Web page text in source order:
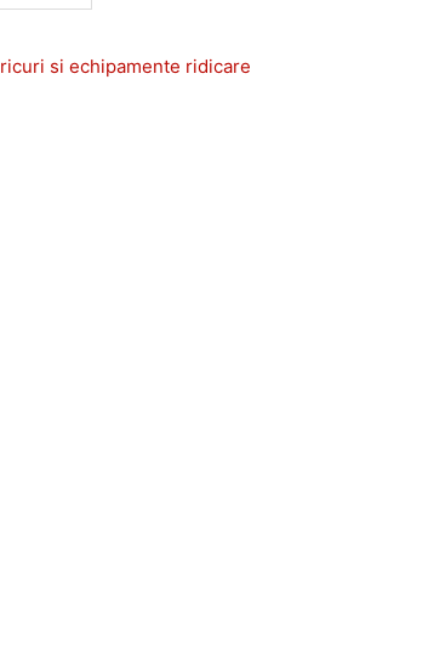
si echipamente ridicare